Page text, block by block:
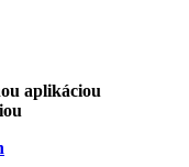
aplikáciou